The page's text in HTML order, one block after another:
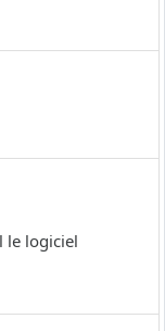
le logiciel